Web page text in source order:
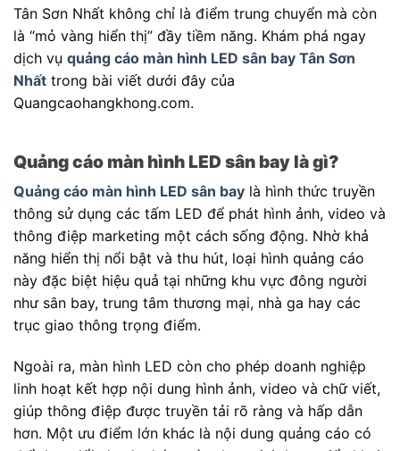
Tân Sơn Nhất không chỉ là điểm trung chuyển mà còn
là “mỏ vàng hiển thị” đầy tiềm năng. Khám phá ngay
dịch vụ quảng cáo màn hình LED sân bay Tân Sơn
Nhất trong bài viết dưới đây của
Quangcaohangkhong.com.
Quảng cáo màn hình LED sân bay là gì?
Quảng cáo màn hình LED sân bay là hình thức truyền
thông sử dụng các tấm LED để phát hình ảnh, video và
thông điệp marketing một cách sống động. Nhờ khả
năng hiển thị nổi bật và thu hút, loại hình quảng cáo
này đặc biệt hiệu quả tại những khu vực đông người
như sân bay, trung tâm thương mại, nhà ga hay các
trục giao thông trọng điểm.
Ngoài ra, màn hình LED còn cho phép doanh nghiệp
linh hoạt kết hợp nội dung hình ảnh, video và chữ viết,
giúp thông điệp được truyền tải rõ ràng và hấp dẫn
hơn. Một ưu điểm lớn khác là nội dung quảng cáo có